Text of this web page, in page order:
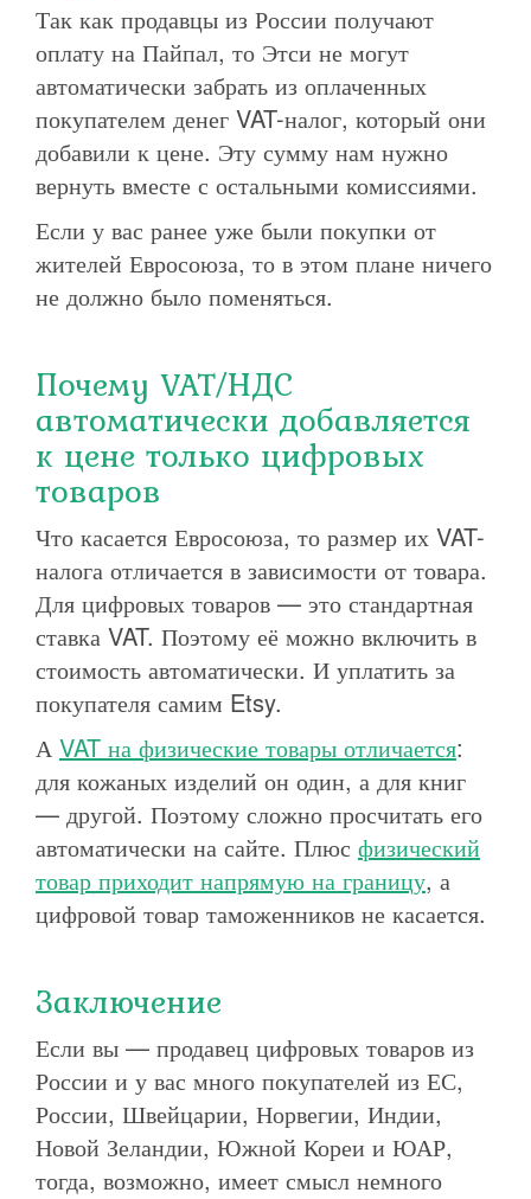
Так как продавцы из России получают
оплату на Пайпал, то Этси не могут
автоматически забрать из оплаченных
покупателем денег VAT-налог, который они
добавили к цене. Эту сумму нам нужно
вернуть вместе с остальными комиссиями.
Если у вас ранее уже были покупки от
жителей Евросоюза, то в этом плане ничего
не должно было поменяться.
Почему VAT/НДС
автоматически добавляется
к цене только цифровых
товаров
Что касается Евросоюза, то размер их VAT-
налога отличается в зависимости от товара.
Для цифровых товаров — это стандартная
ставка VAT. Поэтому её можно включить в
стоимость автоматически. И уплатить за
покупателя самим Etsy.
АVAT на физические товары отличается:
для кожаных изделий он один, а для книг
— другой. Поэтому сложно просчитать его
автоматически на сайте. Плюс физический
товар приходит напрямую на границу, а
цифровой товар таможенников не касается.
Заключение
Если вы — продавец цифровых товаров из
России и у вас много покупателей из ЕС,
России, Швейцарии, Норвегии, Индии,
Новой Зеландии, Южной Кореи и ЮАР,
тогда, возможно, имеет смысл немного